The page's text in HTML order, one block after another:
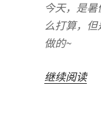
欢
解
今天，是
么打算，
做的~
继续阅读“暑